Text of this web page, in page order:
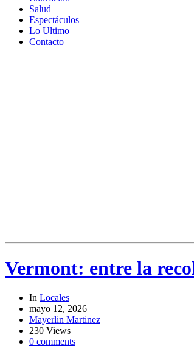
Salud
Espectáculos
Lo Ultimo
Contacto
Vermont: entre la
In Locales
mayo 12, 2026
Mayerlin Martinez
230 Views
0 comments